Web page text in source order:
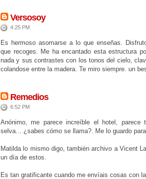
Versosoy
4:25 PM
Es hermoso asomarse a lo que enseñas.
que recoges. Me ha encantado esta estructura
nada y sus contrastes con los tonos del cielo,
colandose entre la madera. Te miro siempre. un
Remedios
6:52 PM
Anónimo, me parece increíble el hotel,
selva... ¿sabes cómo se llama?. Me lo guardo
Matilda lo mismo digo, también archivo a Vicent
un día de estos.
Es tan gratificante cuando me envíais cosas con